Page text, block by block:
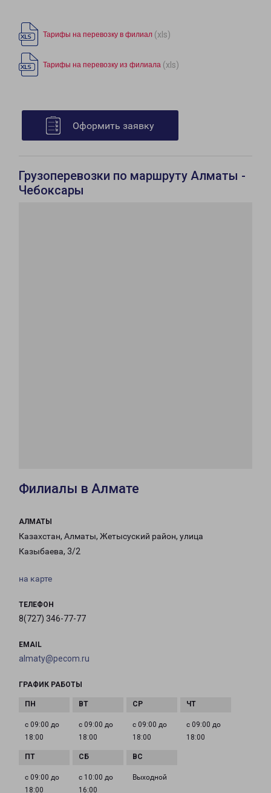
Тарифы на перевозку в филиал (xls)
Тарифы на перевозку из филиала (xls)
Оформить заявку
Грузоперевозки по маршруту Алматы -
Чебоксары
Филиалы в Алмате
АЛМАТЫ
Казахстан, Алматы, Жетысуский район, улица
Казыбаева, 3/2
на карте
ТЕЛЕФОН
8(727) 346-77-77
EMAIL
almaty@pecom.ru
ГРАФИК РАБОТЫ
с 09:00 до
18:00
с 09:00 до
18:00
с 09:00 до
18:00
с 09:00 до
18:00
с 09:00 до
18:00
с 10:00 до
16:00
Выходной